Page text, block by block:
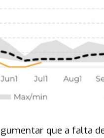
que a falta